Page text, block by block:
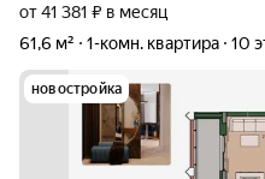
от 41 381 ₽ в месяц
61,6 м²
1-комн. квартира 10
новостройка